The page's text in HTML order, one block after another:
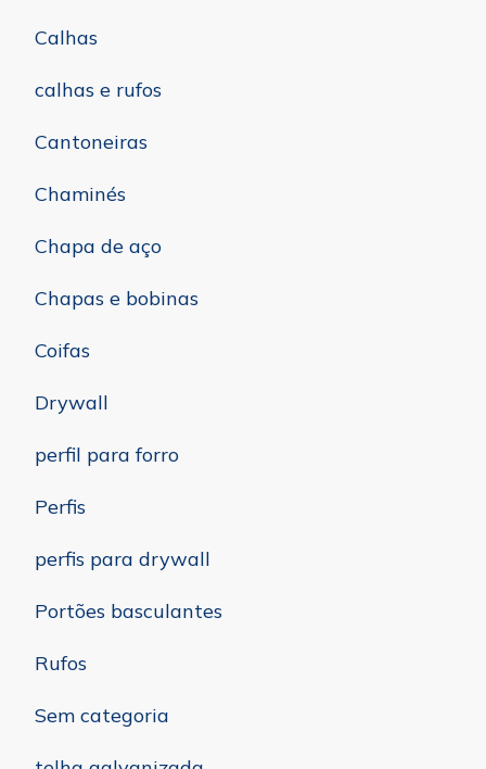
Calhas
calhas e rufos
Cantoneiras
Chaminés
Chapa de aço
Chapas e bobinas
Coifas
Drywall
perfil para forro
Perfis
perfis para drywall
Portões basculantes
Rufos
Sem categoria